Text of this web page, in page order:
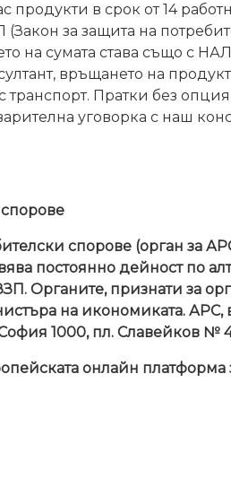
продукти в срок от 14
(Закон за защита на
на сумата става също
връщането на
транспорт. Пратки без
уговорка с наш
спорове (орган за
постоянно дейност по
Органите, признати за
на икономиката.
1000, пл. Славейков №
онлайн